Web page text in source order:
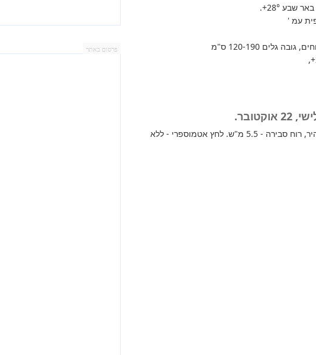
באר שבע +28°
.
גובה גלים 120-190 ס"מ
,
מחר ברוב חלקי הארץ ירידת טמפרטורה, בהיר, רוח סבירה - 5.5 מ"ש. לחץ אטמוספרי - ללא
פרסום באתר